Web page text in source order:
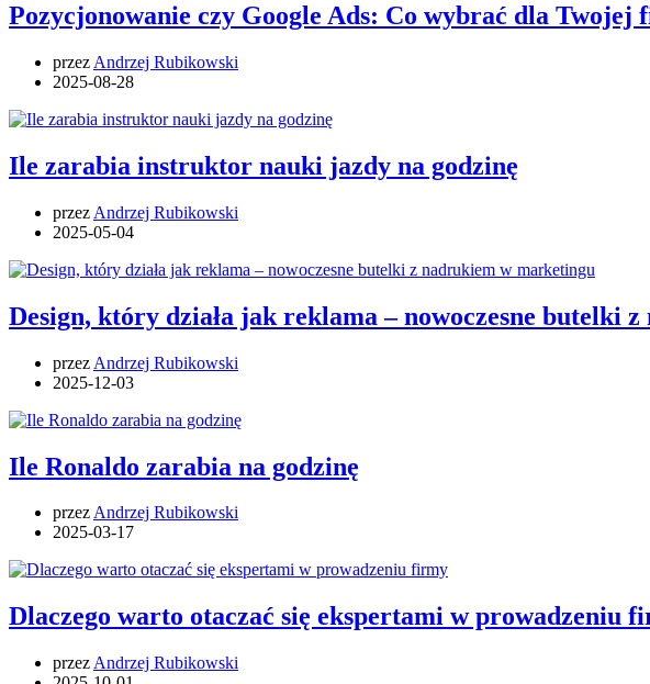
Pozycjonowanie czy Google Ads: Co wybrać dla Twojej
przez Andrzej Rubikowski
2025-08-28
Ile zarabia instruktor nauki jazdy na godzinę
przez Andrzej Rubikowski
2025-05-04
Design, który działa jak reklama – nowoczesne butelki
przez Andrzej Rubikowski
2025-12-03
Ile Ronaldo zarabia na godzinę
przezAndrzej Rubikowski
2025-03-17
Dlaczego warto otaczać się ekspertami w prowadzeniu
przez Andrzej Rubikowski